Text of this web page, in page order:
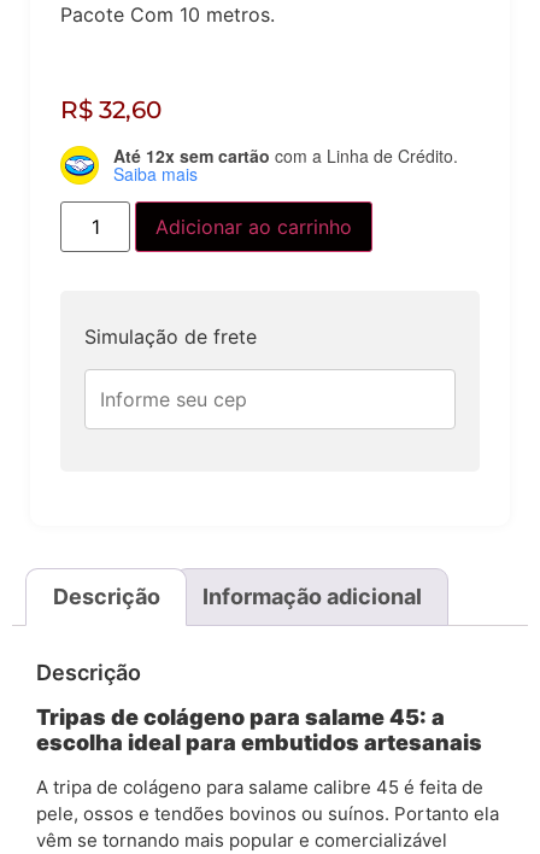
Pacote Com 10 metros.
R$ 32,60
Até 12x sem cartão com a Linha de Crédito.
Saiba mais
Adicionar ao carrinho
Simulação de frete
Descrição Informação adicional
Descrição
Tripas de colágeno para salame 45: a
escolha ideal para embutidos artesanais
A tripa de colágeno para salame calibre 45 é feita de
pele, ossos e tendões bovinos ou suínos. Portanto ela
vêm se tornando mais popular e comercializável